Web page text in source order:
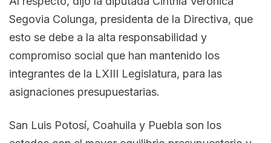
Segovia Colunga, presidenta de la Directiva, que
esto se debe a la alta responsabilidad y
compromiso social que han mantenido los
integrantes de la LXIII Legislatura, para las
asignaciones presupuestarias.
San Luis Potosí, Coahuila y Puebla son los